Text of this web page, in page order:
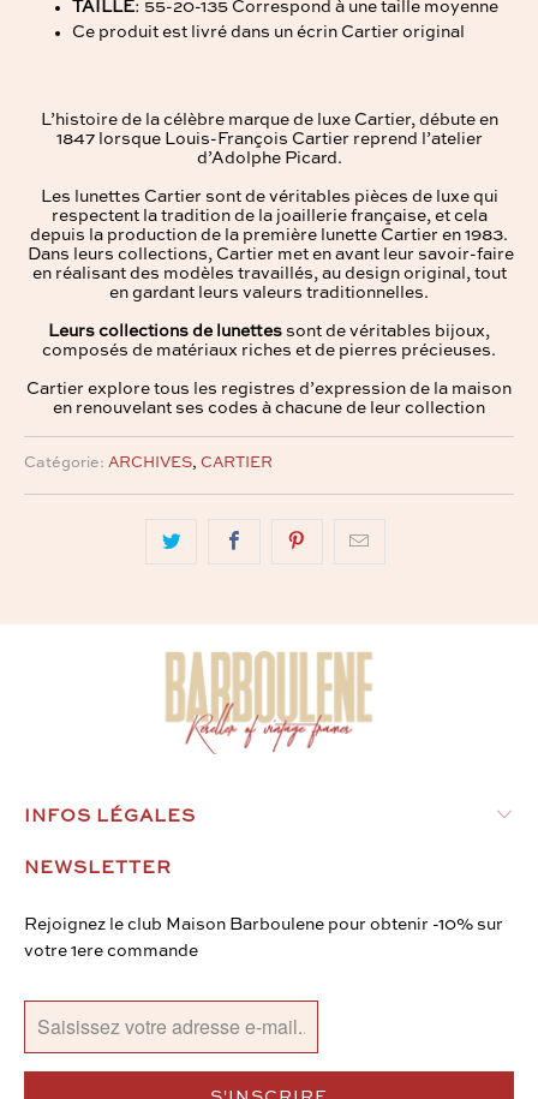
TAILLE: 55-20-135 Correspond à une taille moyenne
Ce produit est livré dans un écrin Cartier original
L’histoire de la célèbre marque de luxe Cartier, débute en
1847 lorsque Louis-François Cartier reprend l’atelier
d’Adolphe Picard.
Les lunettes Cartier sont de véritables pièces de luxe qui
respectent la tradition de la joaillerie française, et cela
depuis la production de la première lunette Cartier en 1983.
Dans leurs collections, Cartier met en avant leur savoir-faire
en réalisant des modèles travaillés, au design original, tout
en gardant leurs valeurs traditionnelles.
Leurs collections de lunettes sont de véritables bijoux,
composés de matériaux riches et de pierres précieuses.
Cartier explore tous les registres d’expression de la maison
en renouvelant ses codes à chacune de leur collection
Catégorie: ARCHIVES, CARTIER
INFOS LÉGALES
NEWSLETTER
Rejoignez le club Maison Barboulene pour obtenir -10% sur
votre 1ere commande